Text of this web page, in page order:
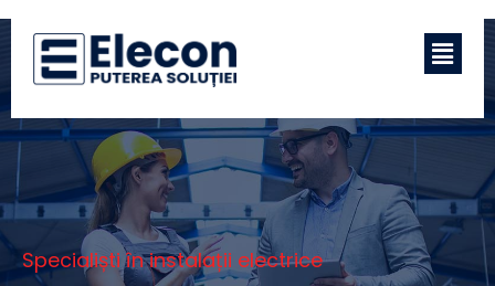
Specialiști în instalații electrice